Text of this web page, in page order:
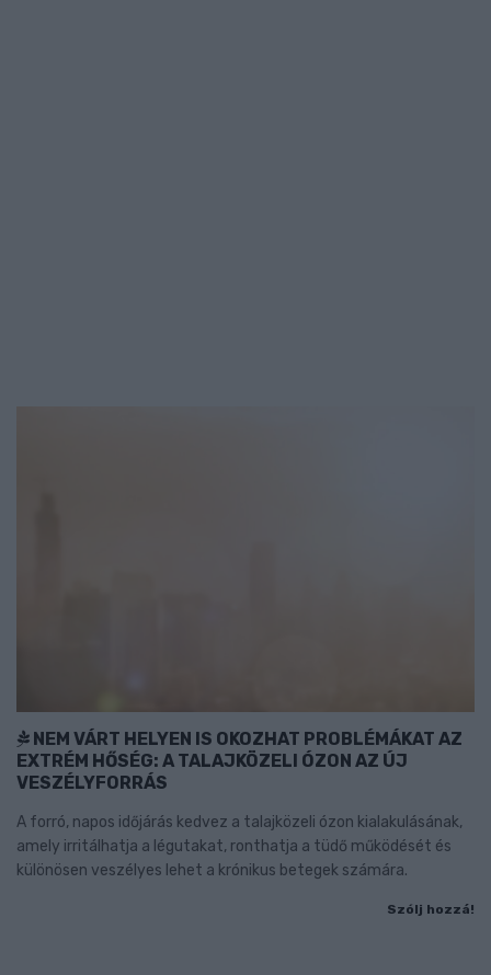
NEM VÁRT HELYEN IS OKOZHAT PROBLÉMÁKAT AZ
EXTRÉM HŐSÉG: A TALAJKÖZELI ÓZON AZ ÚJ
VESZÉLYFORRÁS
A forró, napos időjárás kedvez a talajközeli ózon kialakulásának,
amely irritálhatja a légutakat, ronthatja a tüdő működését és
különösen veszélyes lehet a krónikus betegek számára.
Szólj hozzá!